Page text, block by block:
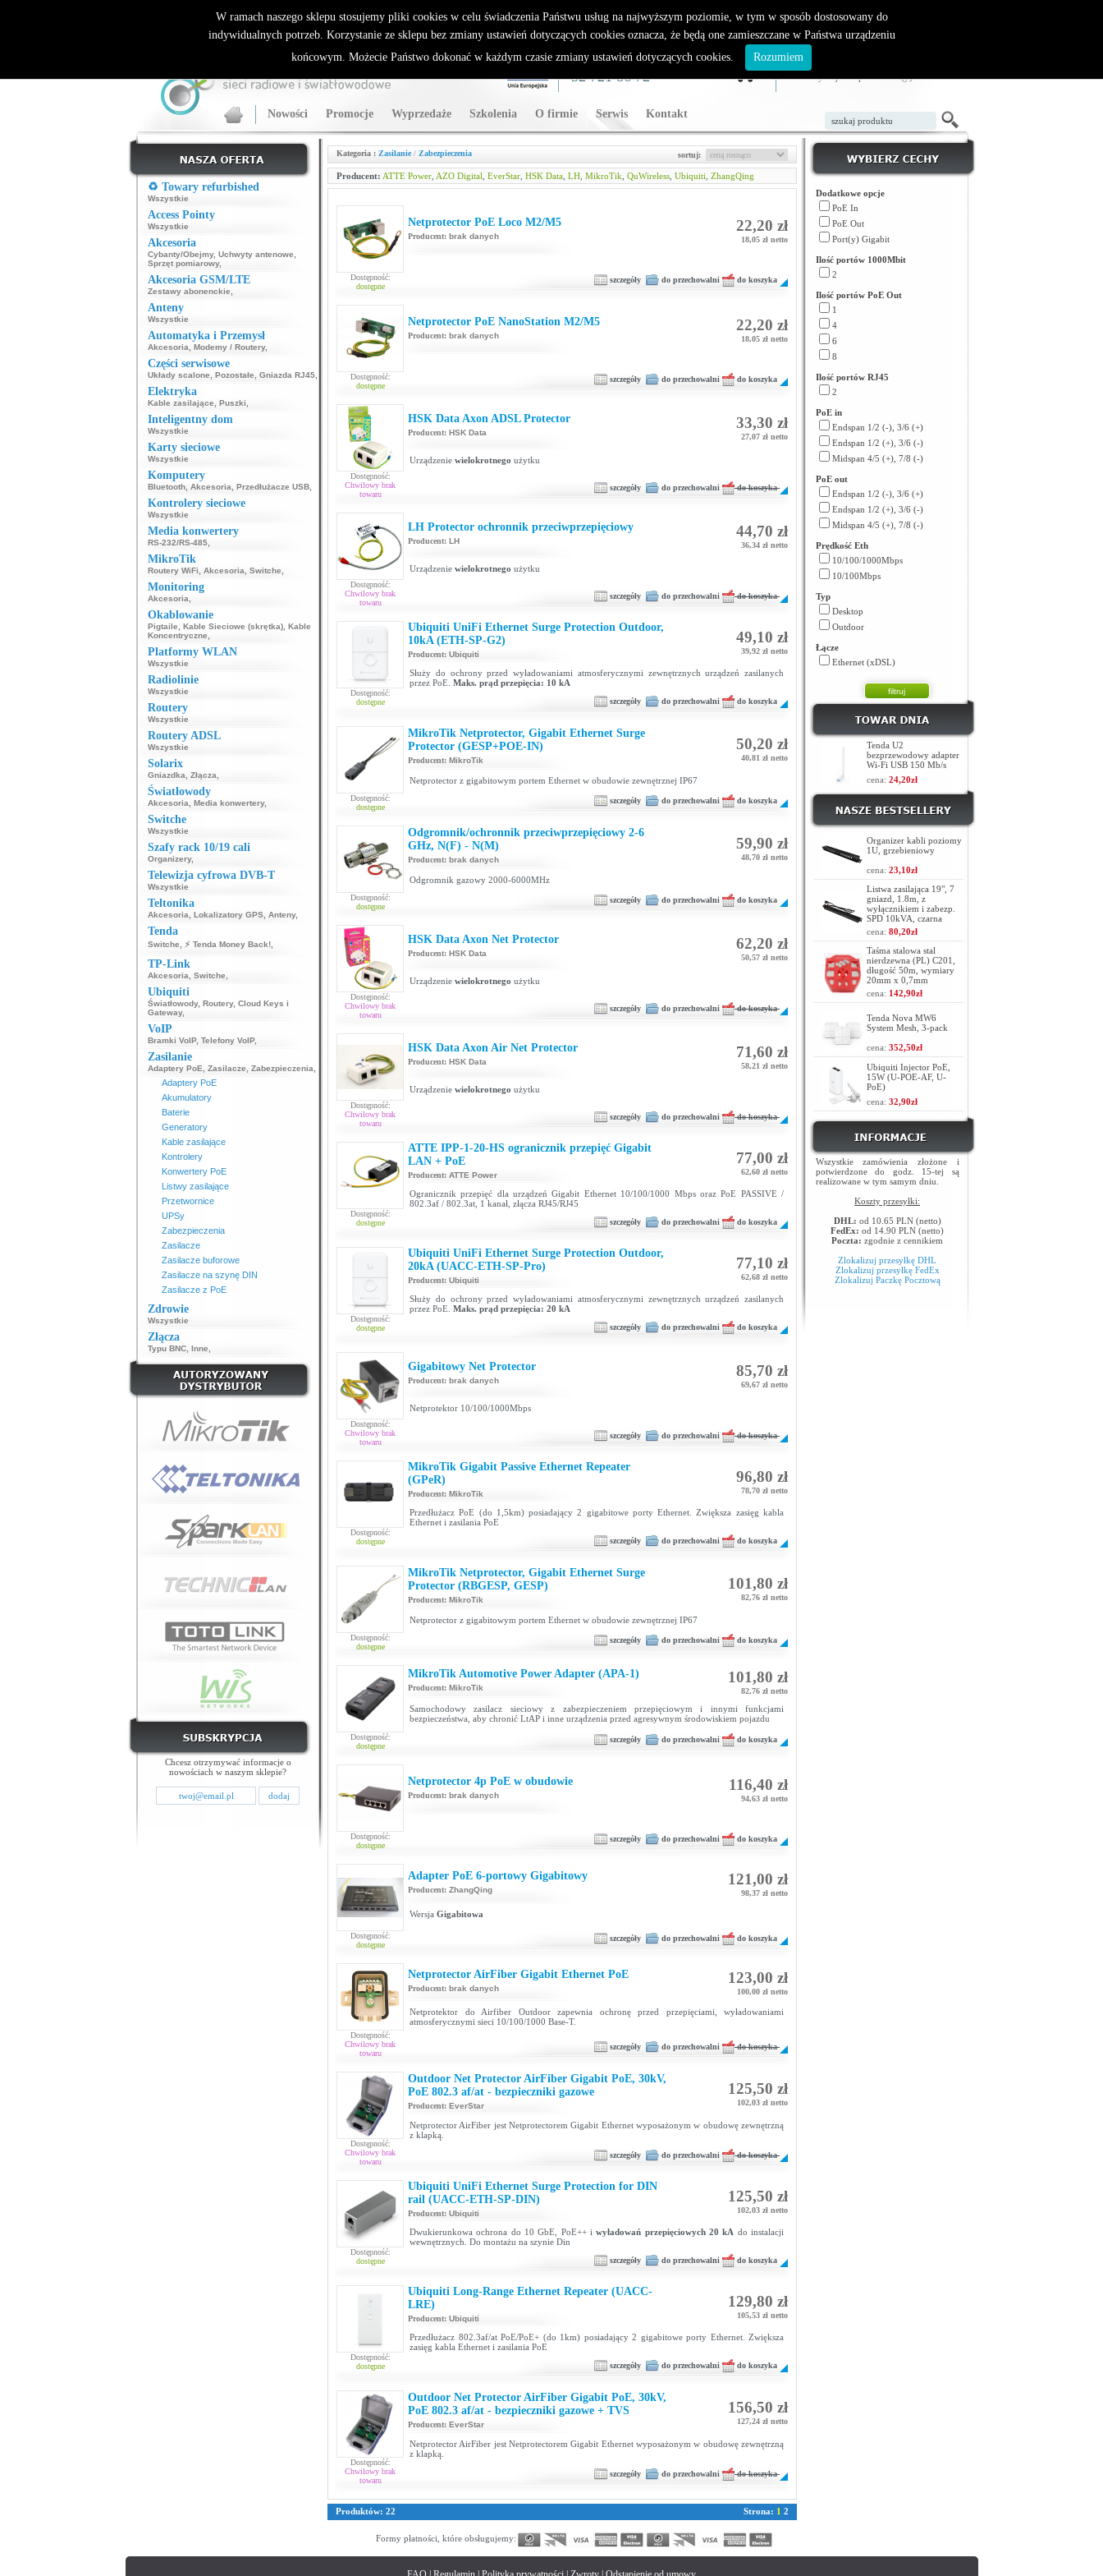
ALLNET.PL Sieci bezprzewodowe - generalny dystrybutor Sparklan
Nowości Promocje Wyprzedaże Szkolenia O firmie Serwis Kontakt
WSPARCIE TECHNICZNE
32 721 86 72
TWÓJ KOSZYK
W koszyku jest 0 produktów(y)
ZAŁÓŻ KONTO LOGOWANIE
♻️ Towary refurbished
Wszystkie
Access Pointy
Wszystkie
Akcesoria
Cybanty/Obejmy, Uchwyty antenowe
Sprzęt pomiarowy,
Akcesoria GSM/LTE
Zestawy abonenckie
Anteny
Wszystkie
Automatyka i Przemysł
Akcesoria Modemy / Routery,
Części serwisowe
Układy scalone Pozostałe Gniazda RJ45,
Elektryka
Kable zasilające Puszki
Inteligentny dom
Wszystkie
Karty sieciowe
Wszystkie
Komputery
Bluetooth, Akcesoria Przedłużacze USB,
Kontrolery sieciowe
Wszystkie
Media konwertery
RS-232/RS-485,
MikroTik
Routery WiFi Akcesoria Switche
Monitoring
Akcesoria
Okablowanie
Pigtaile Kable Sieciowe (skrętka), Kable
Koncentryczne
Platformy WLAN
Wszystkie
Radiolinie
Wszystkie
Routery
Wszystkie
Routery ADSL
Wszystkie
Solarix
Gniazdka Złącza
Światłowody
Akcesoria Media konwertery,
Switche
Wszystkie
Szafy rack 10/19 cali
Organizery,
Telewizja cyfrowa DVB-T
Wszystkie
Teltonika
Akcesoria Lokalizatory GPS, Anteny,
Tenda
Switche ⚡ Tenda Money Back!,
TP-Link
Akcesoria Switche
Ubiquiti
Światłowody, Routery, Cloud Keys i
Gateway,
VoIP
Bramki VoIP, Telefony VoIP,
Zasilanie
Adaptery PoE Zasilacze Zabezpieczenia
Adaptery PoE
Akumulatory
Baterie
Generatory
Kable zasilające
Kontrolery
Konwertery PoE
Listwy zasilające
Przetwornice
UPSy
Zabezpieczenia
Zasilacze
Zasilacze buforowe
Zasilacze na szynę DIN
Zasilacze z PoE
Zdrowie
Wszystkie
Złącza
Typu BNC, Inne
Chcesz otrzymywać informacje o
nowościach w naszym sklepie?
Kategoria : Zasilanie/ Zabezpieczenia sortuj:
Producent: ATTE Power AZO Digital EverStar HSK Data LH MikroTik QuWireless Ubiquiti ZhangQing
Dostępność:
dostępne
Netprotector PoE Loco M2/M5
Producent: brak danych
22,20 zł
18,05 zł netto
szczegóły do przechowalni do koszyka
Dostępność:
dostępne
Netprotector PoE NanoStation M2/M5
Producent: brak danych
22,20 zł
18,05 zł netto
szczegóły do przechowalni do koszyka
Dostępność:
Chwilowy brak
towaru
HSK Data Axon ADSL Protector
Producent: HSK Data
33,30 zł
27,07 zł netto
Urządzenie wielokrotnego użytku
szczegóły do przechowalni do koszyka
Dostępność:
Chwilowy brak
towaru
LH Protector ochronnik przeciwprzepięciowy
Producent: LH
44,70 zł
36,34 zł netto
Urządzenie wielokrotnego użytku
szczegóły do przechowalni do koszyka
Dostępność:
dostępne
Ubiquiti UniFi Ethernet Surge Protection Outdoor,
10kA (ETH-SP-G2)
Producent: Ubiquiti
49,10 zł
39,92 zł netto
Służy do ochrony przed wyładowaniami atmosferycznymi zewnętrznych urządzeń zasilanych
przez PoE. Maks. prąd przepięcia: 10 kA
szczegóły do przechowalni do koszyka
Dostępność:
dostępne
MikroTik Netprotector, Gigabit Ethernet Surge
Protector (GESP+POE-IN)
Producent: MikroTik
50,20 zł
40,81 zł netto
Netprotector z gigabitowym portem Ethernet w obudowie zewnętrznej IP67
szczegóły do przechowalni do koszyka
Dostępność:
dostępne
Odgromnik/ochronnik przeciwprzepięciowy 2-6
GHz, N(F) - N(M)
Producent: brak danych
59,90 zł
48,70 zł netto
Odgromnik gazowy 2000-6000MHz
szczegóły do przechowalni do koszyka
Dostępność:
Chwilowy brak
towaru
HSK Data Axon Net Protector
Producent: HSK Data
62,20 zł
50,57 zł netto
Urządzenie wielokrotnego użytku
szczegóły do przechowalni do koszyka
Dostępność:
Chwilowy brak
towaru
HSK Data Axon Air Net Protector
Producent: HSK Data
71,60 zł
58,21 zł netto
Urządzenie wielokrotnego użytku
szczegóły do przechowalni do koszyka
Dostępność:
dostępne
ATTE IPP-1-20-HS ogranicznik przepięć Gigabit
LAN + PoE
Producent: ATTE Power
77,00 zł
62,60 zł netto
Ogranicznik przepięć dla urządzeń Gigabit Ethernet 10/100/1000 Mbps oraz PoE PASSIVE /
802.3af / 802.3at, 1 kanał, złącza RJ45/RJ45
szczegóły do przechowalni do koszyka
Dostępność:
dostępne
Ubiquiti UniFi Ethernet Surge Protection Outdoor,
20kA (UACC-ETH-SP-Pro)
Producent: Ubiquiti
77,10 zł
62,68 zł netto
Służy do ochrony przed wyładowaniami atmosferycznymi zewnętrznych urządzeń zasilanych
przez PoE. Maks. prąd przepięcia: 20 kA
szczegóły do przechowalni do koszyka
Dostępność:
Chwilowy brak
towaru
Gigabitowy Net Protector
Producent: brak danych
85,70 zł
69,67 zł netto
Netprotektor 10/100/1000Mbps
szczegóły do przechowalni do koszyka
Dostępność:
dostępne
MikroTik Gigabit Passive Ethernet Repeater
(GPeR)
Producent: MikroTik
96,80 zł
78,70 zł netto
Przedłużacz PoE (do 1,5km) posiadający 2 gigabitowe porty Ethernet. Zwiększa zasięg kabla
Ethernet i zasilania PoE
szczegóły do przechowalni do koszyka
Dostępność:
dostępne
MikroTik Netprotector, Gigabit Ethernet Surge
Protector (RBGESP, GESP)
Producent: MikroTik
101,80 zł
82,76 zł netto
Netprotector z gigabitowym portem Ethernet w obudowie zewnętrznej IP67
szczegóły do przechowalni do koszyka
Dostępność:
dostępne
MikroTik Automotive Power Adapter (APA-1)
Producent: MikroTik
101,80 zł
82,76 zł netto
Samochodowy zasilacz sieciowy z zabezpieczeniem przepięciowym i innymi funkcjami
bezpieczeństwa, aby chronić LtAP i inne urządzenia przed agresywnym środowiskiem pojazdu
szczegóły do przechowalni do koszyka
Dostępność:
dostępne
Netprotector 4p PoE w obudowie
Producent: brak danych
116,40 zł
94,63 zł netto
szczegóły do przechowalni do koszyka
Dostępność:
dostępne
Adapter PoE 6-portowy Gigabitowy
Producent: ZhangQing
121,00 zł
98,37 zł netto
Wersja Gigabitowa
szczegóły do przechowalni do koszyka
Dostępność:
Chwilowy brak
towaru
Netprotector AirFiber Gigabit Ethernet PoE
Producent: brak danych
123,00 zł
100,00 zł netto
Netprotektor do Airfiber Outdoor zapewnia ochronę przed przepięciami, wyładowaniami
atmosferycznymi sieci 10/100/1000 Base-T.
szczegóły do przechowalni do koszyka
Dostępność:
Chwilowy brak
towaru
Outdoor Net Protector AirFiber Gigabit PoE, 30kV,
PoE 802.3 af/at - bezpieczniki gazowe
Producent: EverStar
125,50 zł
102,03 zł netto
Netprotector AirFiber jest Netprotectorem Gigabit Ethernet wyposażonym w obudowę zewnętrzną
z klapką.
szczegóły do przechowalni do koszyka
Dostępność:
dostępne
Ubiquiti UniFi Ethernet Surge Protection for DIN
rail (UACC-ETH-SP-DIN)
Producent: Ubiquiti
125,50 zł
102,03 zł netto
Dwukierunkowa ochrona do 10 GbE, PoE++ iwyładowań przepięciowych 20 kA do instalacji
wewnętrznych. Do montażu na szynie Din
szczegóły do przechowalni do koszyka
Dostępność:
dostępne
Ubiquiti Long-Range Ethernet Repeater (UACC-
LRE)
Producent: Ubiquiti
129,80 zł
105,53 zł netto
Przedłużacz 802.3af/at PoE/PoE+ (do 1km) posiadający 2 gigabitowe porty Ethernet. Zwiększa
zasięg kabla Ethernet i zasilania PoE
szczegóły do przechowalni do koszyka
Dostępność:
Chwilowy brak
towaru
Outdoor Net Protector AirFiber Gigabit PoE, 30kV,
PoE 802.3 af/at - bezpieczniki gazowe + TVS
Producent: EverStar
156,50 zł
127,24 zł netto
Netprotector AirFiber jest Netprotectorem Gigabit Ethernet wyposażonym w obudowę zewnętrzną
z klapką.
szczegóły do przechowalni do koszyka
Produktów: 22 Strona: 1 2
Formy płatności, które obsługujemy:
Dodatkowe opcje
PoE In
PoE Out
Port(y) Gigabit
Ilość portów 1000Mbit
2
Ilość portów PoE Out
1
4
6
8
Ilość portów RJ45
2
PoE in
Endspan 1/2 (-), 3/6 (+)
Endspan 1/2 (+), 3/6 (-)
Midspan 4/5 (+), 7/8 (-)
PoE out
Endspan 1/2 (-), 3/6 (+)
Endspan 1/2 (+), 3/6 (-)
Midspan 4/5 (+), 7/8 (-)
Prędkość Eth
10/100/1000Mbps
10/100Mbps
Typ
Desktop
Outdoor
Łącze
Ethernet (xDSL)
Tenda U2
bezprzewodowy adapter
Wi-Fi USB 150 Mb/s
cena: 24,20zł
Organizer kabli poziomy
1U, grzebieniowy
cena: 23,10zł
Listwa zasilająca 19", 7
gniazd, 1.8m, z
wyłącznikiem i zabezp.
SPD 10kVA, czarna
cena: 80,20zł
Taśma stalowa stal
nierdzewna (PL) C201,
długość 50m, wymiary
20mm x 0,7mm
cena: 142,90zł
Tenda Nova MW6
System Mesh, 3-pack
cena: 352,50zł
Ubiquiti Injector PoE,
15W (U-POE-AF, U-
PoE)
cena: 32,90zł
Wszystkie zamówienia złożone i
potwierdzone do godz. 15-tej są
realizowane w tym samym dniu.
Koszty przesyłki:
DHL: od 10.65 PLN (netto)
FedEx: od 14.90 PLN (netto)
Poczta: zgodnie z cennikiem
Zlokalizuj przesyłkę DHL
Zlokalizuj przesyłkę FedEx
Zlokalizuj Paczkę Pocztową
W ramach naszego sklepu stosujemy pliki cookies w celu świadczenia Państwu usług na najwyższym poziomie, w tym w sposób dostosowany do
indywidualnych potrzeb. Korzystanie ze sklepu bez zmiany ustawień dotyczących cookies oznacza, że będą one zamieszczane w Państwa urządzeniu
końcowym. Możecie Państwo dokonać w każdym czasie zmiany ustawień dotyczących cookies.
Rozumiem